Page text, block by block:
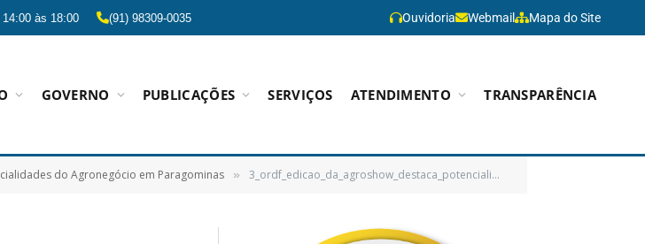
às 18:00 (91) 98309-0035 Ouvidoria Webmail Mapa do Site
GOVERNO PUBLICAÇÕES SERVIÇOS ATENDIMENTO TRANSPARÊNCIA
do Agronegócio em Paragominas » 3_ordf_edicao_da_agroshow_destaca_potencialidades_do_agronegocio_em_paragominas